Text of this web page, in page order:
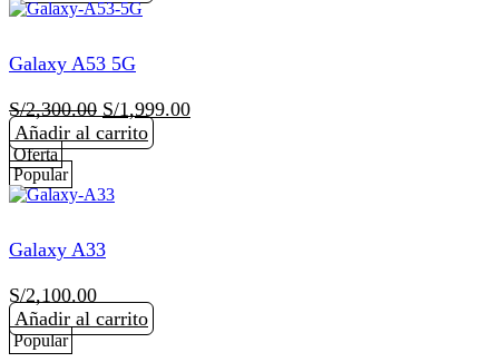
Galaxy A53 5G
S/2,300.00 El
precio
original
S/2,300.00.
S/1,999.00El
Añadir al carrito
Oferta
Popular
Galaxy A33
S/2,100.00
Añadir al carrito
Popular